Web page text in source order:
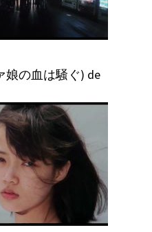
娘の血は騒ぐ) de